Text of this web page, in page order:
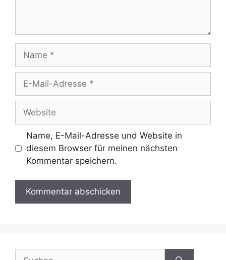
Mail-
Adresse
Name, E-Mail-Adresse und Website in
diesem Browser für meinen nächsten
Kommentar speichern.
Suchen